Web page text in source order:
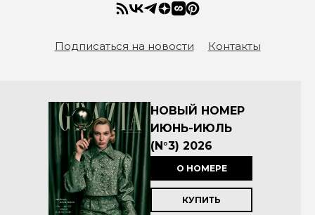
Подписаться на новости Контакты
НОВЫЙ НОМЕР
ИЮНЬ-ИЮЛЬ
(N°3) 2026
О НОМЕРЕ
КУПИТЬ